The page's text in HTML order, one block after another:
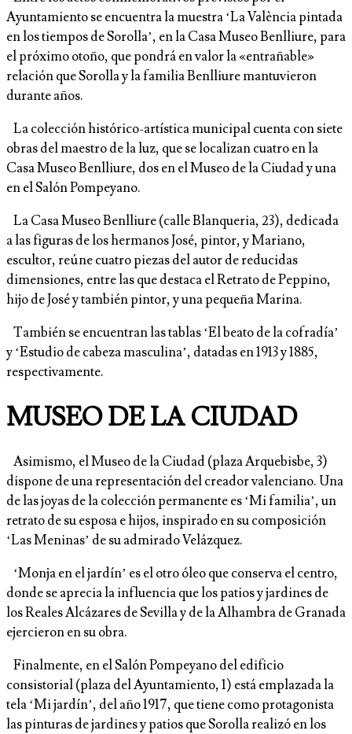
Ayuntamiento se encuentra la muestra ‘La València pintada
en los tiempos de Sorolla’, en la Casa Museo Benlliure, para
el próximo otoño, que pondrá en valor la «entrañable»
relación que Sorolla y la familia Benlliure mantuvieron
durante años.
La colección histórico-artística municipal cuenta con siete
obras del maestro de la luz, que se localizan cuatro en la
Casa Museo Benlliure, dos en el Museo de la Ciudad y una
en el Salón Pompeyano.
La Casa Museo Benlliure (calle Blanqueria, 23), dedicada
a las figuras de los hermanos José, pintor, y Mariano,
escultor, reúne cuatro piezas del autor de reducidas
dimensiones, entre las que destaca el Retrato de Peppino,
hijo de José y también pintor, y una pequeña Marina.
También se encuentran las tablas ‘El beato de la cofradía’
y ‘Estudio de cabeza masculina’, datadas en 1913 y 1885,
respectivamente.
MUSEO DE LA CIUDAD
Asimismo, el Museo de la Ciudad (plaza Arquebisbe, 3)
dispone de una representación del creador valenciano. Una
de las joyas de la colección permanente es ‘Mi familia’, un
retrato de su esposa e hijos, inspirado en su composición
‘Las Meninas’ de su admirado Velázquez.
‘Monja en el jardín’ es el otro óleo que conserva el centro,
donde se aprecia la influencia que los patios y jardines de
los Reales Alcázares de Sevilla y de la Alhambra de Granada
ejercieron en su obra.
Finalmente, en el Salón Pompeyano del edificio
consistorial (plaza del Ayuntamiento, 1) está emplazada la
tela ‘Mi jardín’, del año 1917, que tiene como protagonista
las pinturas de jardines y patios que Sorolla realizó en los